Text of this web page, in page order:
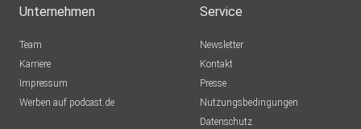
Unternehmen
Team
Karriere
Impressum
Werben auf podcast.de
Service
Newsletter
Kontakt
Presse
Nutzungsbedingungen
Datenschutz